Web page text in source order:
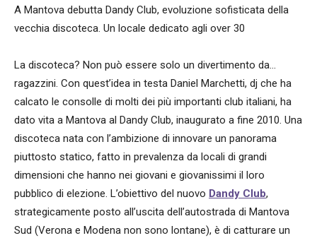
A Mantova debutta Dandy Club, evoluzione sofisticata della
vecchia discoteca. Un locale dedicato agli over 30
La discoteca? Non può essere solo un divertimento da...
ragazzini. Con quest’idea in testa Daniel Marchetti, dj che ha
calcato le consolle di molti dei più importanti club italiani, ha
dato vita a Mantova al Dandy Club, inaugurato a fine 2010. Una
discoteca nata con l’ambizione di innovare un panorama
piuttosto statico, fatto in prevalenza da locali di grandi
dimensioni che hanno nei giovani e giovanissimi il loro
pubblico di elezione. L’obiettivo del nuovo Dandy Club,
strategicamente posto all’uscita dell’autostrada di Mantova
Sud (Verona e Modena non sono lontane), è di catturare un